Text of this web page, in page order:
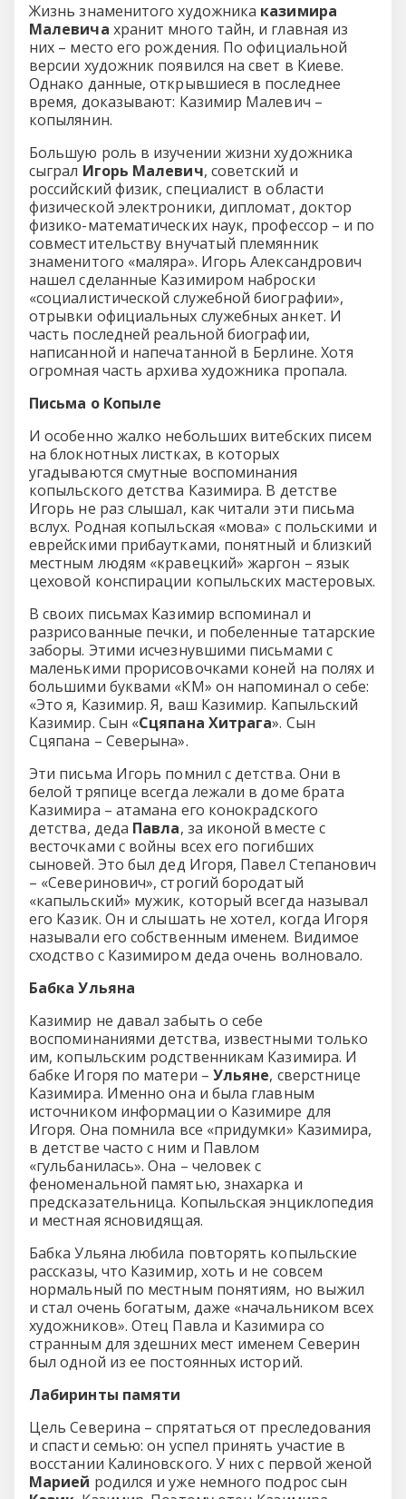
Жизнь знаменитого художника казимира
Малевича хранит много тайн, и главная из
них – место его рождения. По официальной
версии художник появился на свет в Киеве.
Однако данные, открывшиеся в последнее
время, доказывают: Казимир Малевич –
копылянин.
Большую роль в изучении жизни художника
сыграл Игорь Малевич, советский и
российский физик, специалист в области
физической электроники, дипломат, доктор
физико-математических наук, профессор – и по
совместительству внучатый племянник
знаменитого «маляра». Игорь Александрович
нашел сделанные Казимиром наброски
«социалистической служебной биографии»,
отрывки официальных служебных анкет. И
часть последней реальной биографии,
написанной и напечатанной в Берлине. Хотя
огромная часть архива художника пропала.
Письма о Копыле
И особенно жалко небольших витебских писем
на блокнотных листках, в которых
угадываются смутные воспоминания
копыльского детства Казимира. В детстве
Игорь не раз слышал, как читали эти письма
вслух. Родная копыльская «мова» с польскими и
еврейскими прибаутками, понятный и близкий
местным людям «кравецкий» жаргон – язык
цеховой конспирации копыльских мастеровых.
В своих письмах Казимир вспоминал и
разрисованные печки, и побеленные татарские
заборы. Этими исчезнувшими письмами с
маленькими прорисовочками коней на полях и
большими буквами «КМ» он напоминал о себе:
«Это я, Казимир. Я, ваш Казимир. Капыльский
Казимир. Сын «Сцяпана Хитрага». Сын
Сцяпана – Северына».
Эти письма Игорь помнил с детства. Они в
белой тряпице всегда лежали в доме брата
Казимира – атамана его конокрадского
детства, деда Павла, за иконой вместе с
весточками с войны всех его погибших
сыновей. Это был дед Игоря, Павел Степанович
– «Северинович», строгий бородатый
«капыльский» мужик, который всегда называл
его Казик. Он и слышать не хотел, когда Игоря
называли его собственным именем. Видимое
сходство с Казимиром деда очень волновало.
Бабка Ульяна
Казимир не давал забыть о себе
воспоминаниями детства, известными только
им, копыльским родственникам Казимира. И
бабке Игоря по матери – Ульяне, сверстнице
Казимира. Именно она и была главным
источником информации о Казимире для
Игоря. Она помнила все «придумки» Казимира,
в детстве часто с ним и Павлом
«гульбанилась». Она – человек с
феноменальной памятью, знахарка и
предсказательница. Копыльская энциклопедия
и местная ясновидящая.
Бабка Ульяна любила повторять копыльские
рассказы, что Казимир, хоть и не совсем
нормальный по местным понятиям, но выжил
и стал очень богатым, даже «начальником всех
художников». Отец Павла и Казимира со
странным для здешних мест именем Северин
был одной из ее постоянных историй.
Лабиринты памяти
Цель Северина – спрятаться от преследования
и спасти семью: он успел принять участие в
восстании Калиновского. У них с первой женой
Марией родился и уже немного подрос сын